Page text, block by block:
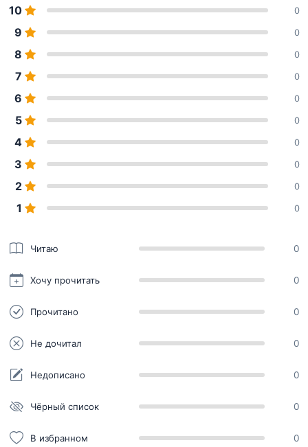
10 0
9 0
8 0
7 0
6 0
5 0
4 0
3 0
2 0
1 0
Читаю 0
Хочу прочитать 0
Прочитано 0
Не дочитал 0
Недописано 0
Чёрный список 0
В избранном 0